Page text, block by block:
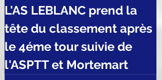
L'AS LEBLANC prend la
tête du classement après
le 4éme tour suivie de
l'ASPTT et Mortemart